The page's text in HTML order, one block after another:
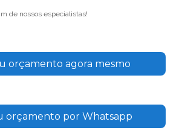
de nossos especialistas!
orçamento agora mesmo
orçamento por Whatsapp